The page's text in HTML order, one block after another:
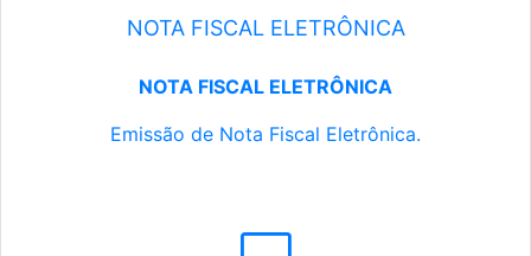
NOTA FISCAL ELETRÔNICA
NOTA FISCAL ELETRÔNICA
Emissão de Nota Fiscal Eletrônica.